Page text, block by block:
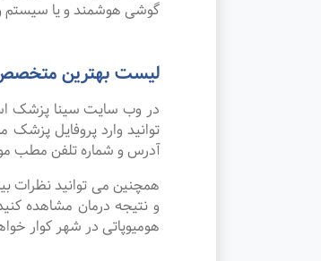
گوشی هوشمند و یا سیستم
لیست بهترین
در وب سایت سینا پزشک
توانید وارد پروفایل
آدرس و شماره تلفن مطب
همچنین می توانید نظرات
و نتیجه درمان مشاهده
هومیوپاتی در شهر کوار